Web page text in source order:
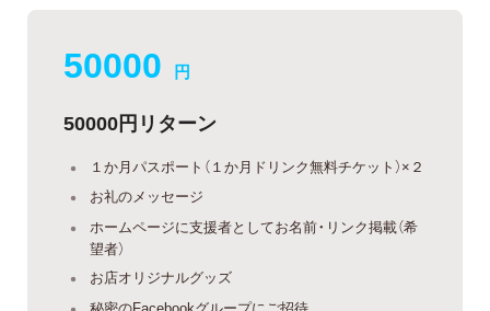
50000 円
50000円リターン
１か月パスポート（１か月ドリンク無料チケット）×２
お礼のメッセージ
ホームページに支援者としてお名前・リンク掲載（希
望者）
お店オリジナルグッズ
秘密のFacebookグループにご招待